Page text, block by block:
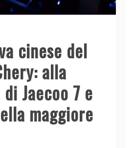
cinese del
alla
Jaecoo 7 e
maggiore